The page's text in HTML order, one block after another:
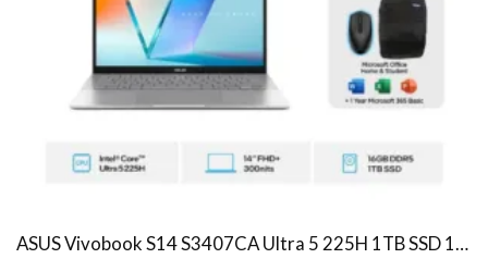
ASUS Vivobook S14 S3407CA Ultra 5 225H 1TB SSD 16GB WUXGA IPS Win11+OHS